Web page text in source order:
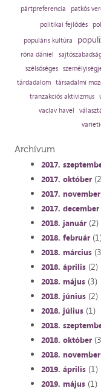
pártpreferencia patkós
politikai fejlődés
populáris kultúra
róna dániel
szélsőséges
tárdadalom társadalmi
tranzakciós aktivizmus
vaclav havel
Archívum
2017.
2017. október
2017. november
2017. december
2018. január(2)
2018. február
2018. március
2018. április(2)
2018. május(3)
2018. június(2)
2018. július(1)
2018.
2018. október
2018. november
2019. április(1)
2019. május(1)